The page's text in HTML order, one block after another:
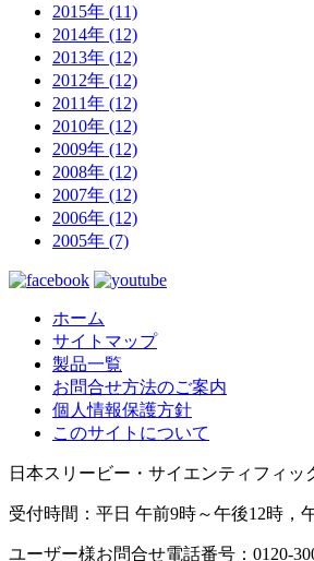
2015年 (11)
2014年 (12)
2013年 (12)
2012年 (12)
2011年 (12)
2010年 (12)
2009年 (12)
2008年 (12)
2007年 (12)
2006年 (12)
2005年 (7)
ホーム
サイトマップ
製品一覧
お問合せ方法のご案内
個人情報保護方針
このサイトについて
日本スリービー・サイエンティフィッ
受付時間：平日 午前9時～午後12時，
ユーザー様お問合せ電話番号：0120-